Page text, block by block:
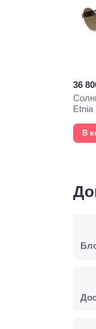
36
Etnia
В